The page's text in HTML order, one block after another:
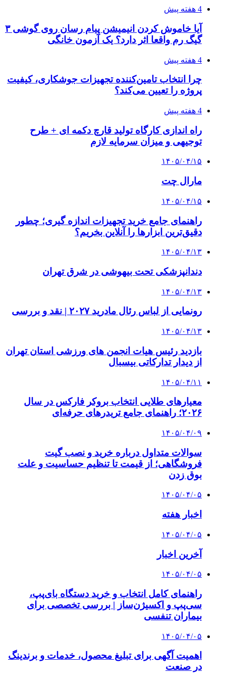
4 هفته پیش
آیا خاموش کردن انیمیشن پیام رسان روی گوشی ۳
گیگ رم واقعا اثر دارد؟ یک آزمون خانگی
4 هفته پیش
چرا انتخاب تامین‌کننده تجهیزات جوشکاری، کیفیت
پروژه را تعیین می‌کند؟
4 هفته پیش
راه اندازی کارگاه تولید قارچ دکمه ای + طرح
توجیهی و میزان سرمایه لازم
۱۴۰۵/۰۴/۱۵
مارال چت
۱۴۰۵/۰۴/۱۵
راهنمای جامع خرید تجهیزات اندازه گیری؛ چطور
دقیق‌ترین ابزارها را آنلاین بخریم؟
۱۴۰۵/۰۴/۱۳
دندانپزشکی تحت بیهوشی در شرق تهران
۱۴۰۵/۰۴/۱۳
رونمایی از لباس رئال مادرید ۲۰۲۷ | نقد و بررسی
۱۴۰۵/۰۴/۱۳
بازدید رئیس هیات انجمن های ورزشی استان تهران
از دیدار تدارکاتی بیسبال
۱۴۰۵/۰۴/۱۱
معیارهای طلایی انتخاب بروکر فارکس در سال
۲۰۲۶؛ راهنمای جامع تریدرهای حرفه‌ای
۱۴۰۵/۰۴/۰۹
سوالات متداول درباره خرید و نصب گیت
فروشگاهی؛ از قیمت تا تنظیم حساسیت و علت
بوق زدن
۱۴۰۵/۰۴/۰۵
اخبار هفته
۱۴۰۵/۰۴/۰۵
آخرین اخبار
۱۴۰۵/۰۴/۰۵
راهنمای کامل انتخاب و خرید دستگاه بای‌پپ،
سی‌پپ و اکسیژن‌ساز | بررسی تخصصی برای
بیماران تنفسی
۱۴۰۵/۰۴/۰۵
اهمیت آگهی برای تبلیغ محصول، خدمات و برندینگ
در صنعت